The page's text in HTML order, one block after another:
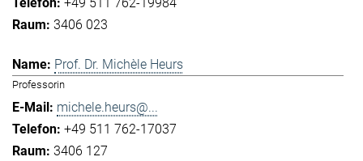
3406 023
Prof. Dr. Michèle Heurs
Professorin
michele.heurs@...
+49 511 762-17037
3406 127